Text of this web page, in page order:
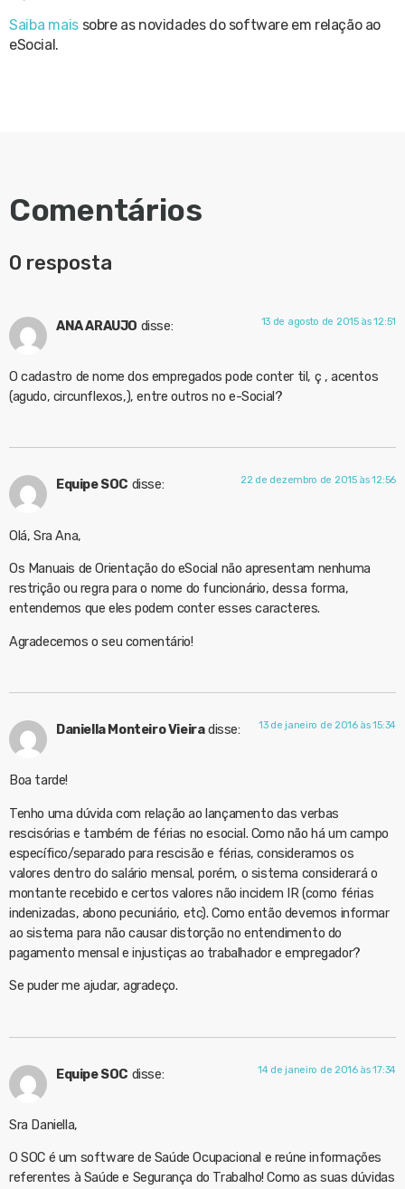
Saiba mais sobre as novidades do software em relação ao
eSocial.
Comentários
0 resposta
ANA ARAUJO disse: 13 de agosto de 2015 às 12:51
O cadastro de nome dos empregados pode conter til, ç , acentos
(agudo, circunflexos,), entre outros no e-Social?
Equipe SOC disse: 22 de dezembro de 2015 às 12:56
Olá, Sra Ana,
Os Manuais de Orientação do eSocial não apresentam nenhuma
restrição ou regra para o nome do funcionário, dessa forma,
entendemos que eles podem conter esses caracteres.
Agradecemos o seu comentário!
Daniella Monteiro Vieira disse: 13 de janeiro de 2016 às 15:34
Boa tarde!
Tenho uma dúvida com relação ao lançamento das verbas
rescisórias e também de férias no esocial. Como não há um campo
específico/separado para rescisão e férias, consideramos os
valores dentro do salário mensal, porém, o sistema considerará o
montante recebido e certos valores não incidem IR (como férias
indenizadas, abono pecuniário, etc). Como então devemos informar
ao sistema para não causar distorção no entendimento do
pagamento mensal e injustiças ao trabalhador e empregador?
Se puder me ajudar, agradeço.
Equipe SOC disse: 14 de janeiro de 2016 às 17:34
Sra Daniella,
O SOC é um software de Saúde Ocupacional e reúne informações
referentes à Saúde e Segurança do Trabalho! Como as suas dúvidas